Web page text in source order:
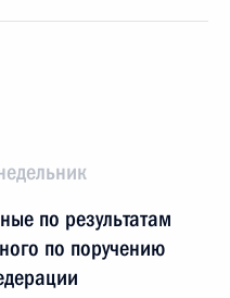
по результатам
по поручению